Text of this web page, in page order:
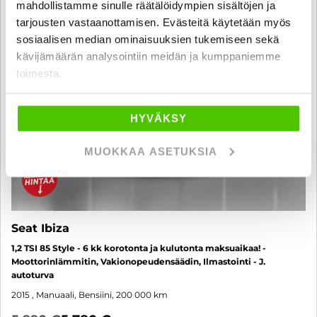
mahdollistamme sinulle räätälöidympien sisältöjen ja
tarjousten vastaanottamisen. Evästeitä käytetään myös
sosiaalisen median ominaisuuksien tukemiseen sekä
kävijämäärän analysointiin meidän ja kumppaniemme
toimesta.
HYVÄKSY
MUOKKAA ASETUKSIA
Seat Ibiza
1,2 TSI 85 Style - 6 kk korotonta ja kulutonta maksuaikaa! -
Moottorinlämmitin, Vakionopeudensäädin, Ilmastointi - J.
autoturva
2015 , Manuaali, Bensiini, 200 000 km